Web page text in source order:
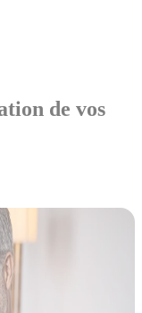
de vos